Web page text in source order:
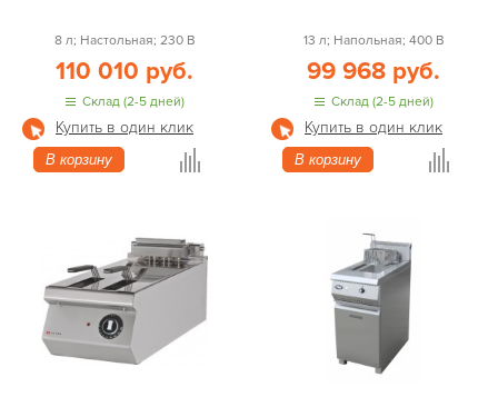
8 л; Настольная; 230 В
110 010 руб.
Склад (2-5 дней)
Купить в один клик
В корзину
13 л; Напольная; 400 В
99 968 руб.
Склад (2-5 дней)
Купить в один клик
В корзину